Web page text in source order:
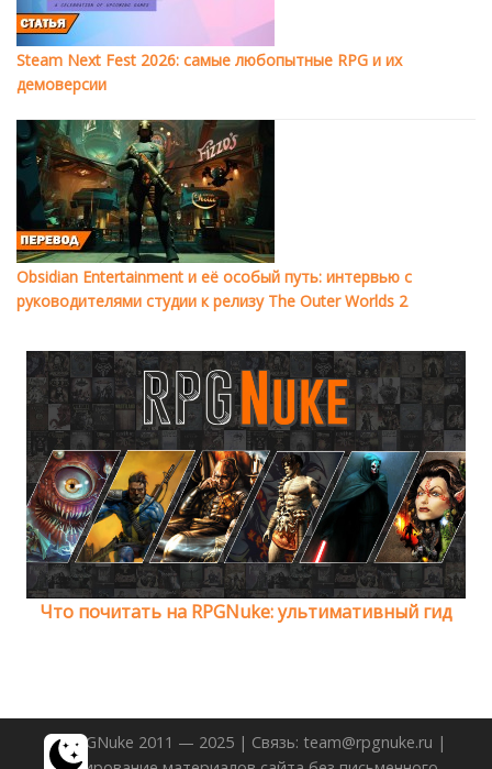
Steam Next Fest 2026: самые любопытные RPG и их
демоверсии
Obsidian Entertainment и её особый путь: интервью с
руководителями студии к релизу The Outer Worlds 2
Что почитать на RPGNuke: ультимативный гид
© RPGNuke 2011 — 2025 | Связь: team@rpgnuke.ru |